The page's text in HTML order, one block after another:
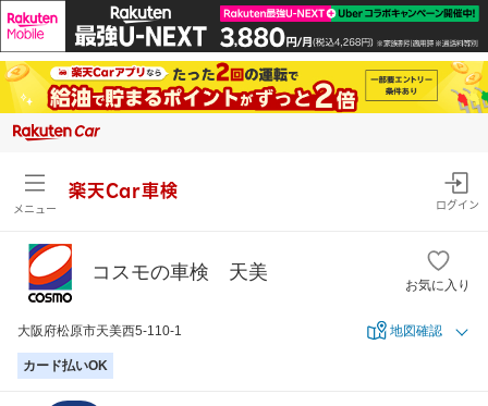
メニュー
楽天Car車検
ログイン
コスモの車検 天美
お気に入り
大阪府松原市天美西5-110-1 地図確認
カード払いOK